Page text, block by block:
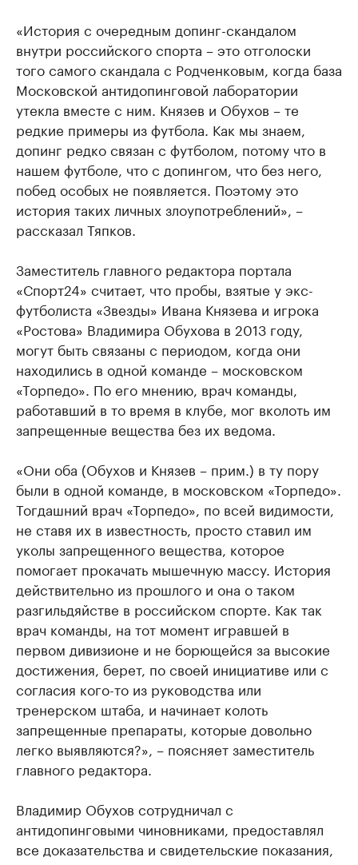
«История с очередным допинг-скандалом
внутри российского спорта – это отголоски
того самого скандала с Родченковым, когда база
Московской антидопинговой лаборатории
утекла вместе с ним. Князев и Обухов – те
редкие примеры из футбола. Как мы знаем,
допинг редко связан с футболом, потому что в
нашем футболе, что с допингом, что без него,
побед особых не появляется. Поэтому это
история таких личных злоупотреблений», –
рассказал Тяпков.
Заместитель главного редактора портала
«Спорт24» считает, что пробы, взятые у экс-
футболиста «Звезды» Ивана Князева и игрока
«Ростова» Владимира Обухова в 2013 году,
могут быть связаны с периодом, когда они
находились в одной команде – московском
«Торпедо». По его мнению, врач команды,
работавший в то время в клубе, мог вколоть им
запрещенные вещества без их ведома.
«Они оба (Обухов и Князев – прим.) в ту пору
были в одной команде, в московском «Торпедо».
Тогдашний врач «Торпедо», по всей видимости,
не ставя их в известность, просто ставил им
уколы запрещенного вещества, которое
помогает прокачать мышечную массу. История
действительно из прошлого и она о таком
разгильдяйстве в российском спорте. Как так
врач команды, на тот момент игравшей в
первом дивизионе и не борющейся за высокие
достижения, берет, по своей инициативе или с
согласия кого-то из руководства или
тренерском штаба, и начинает колоть
запрещенные препараты, которые довольно
легко выявляются?», – поясняет заместитель
главного редактора.
Владимир Обухов сотрудничал с
антидопинговыми чиновниками, предоставлял
все доказательства и свидетельские показания,